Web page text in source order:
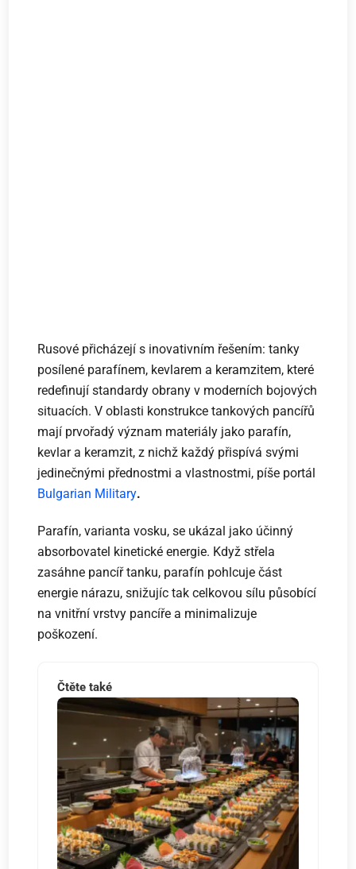
Rusové přicházejí s inovativním řešením: tanky
posílené parafínem, kevlarem a keramzitem, které
redefinují standardy obrany v moderních bojových
situacích. V oblasti konstrukce tankových pancířů
mají prvořadý význam materiály jako parafín,
kevlar a keramzit, z nichž každý přispívá svými
jedinečnými přednostmi a vlastnostmi, píše portál
Bulgarian Military.
Parafín, varianta vosku, se ukázal jako účinný
absorbovatel kinetické energie. Když střela
zasáhne pancíř tanku, parafín pohlcuje část
energie nárazu, snižujíc tak celkovou sílu působící
na vnitřní vrstvy pancíře a minimalizuje
poškození.
Čtěte také